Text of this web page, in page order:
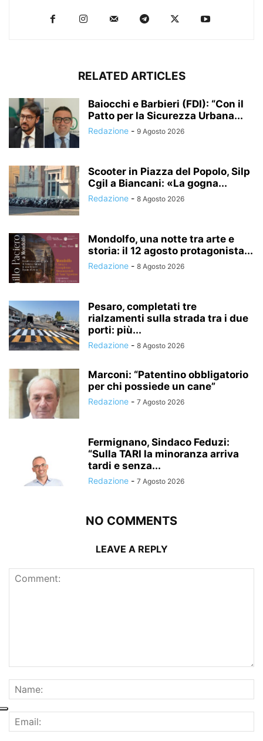
RELATED ARTICLES
Baiocchi e Barbieri (FDI): “Con il
Patto per la Sicurezza Urbana...
Redazione - 9 Agosto 2026
Scooter in Piazza del Popolo, Silp
Cgil a Biancani: «La gogna...
Redazione - 8 Agosto 2026
Mondolfo, una notte tra arte e
storia: il 12 agosto protagonista...
Redazione - 8 Agosto 2026
Pesaro, completati tre
rialzamenti sulla strada tra i due
porti: più...
Redazione - 8 Agosto 2026
Marconi: “Patentino obbligatorio
per chi possiede un cane”
Redazione - 7 Agosto 2026
Fermignano, Sindaco Feduzi:
“Sulla TARI la minoranza arriva
tardi e senza...
Redazione - 7 Agosto 2026
NO COMMENTS
LEAVE A REPLY